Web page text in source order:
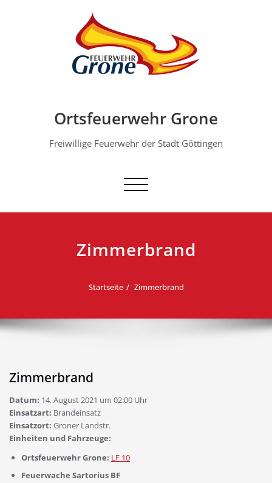
Ortsfeuerwehr Grone
Freiwillige Feuerwehr der Stadt Göttingen
Schalte Navigation
Zimmerbrand
Startseite Zimmerbrand
Zimmerbrand
Datum: 14. August 2021 um 02:00 Uhr
Einsatzart: Brandeinsatz
Einsatzort: Groner Landstr.
Einheiten und Fahrzeuge:
Ortsfeuerwehr Grone: LF 10
Feuerwache Sartorius BF